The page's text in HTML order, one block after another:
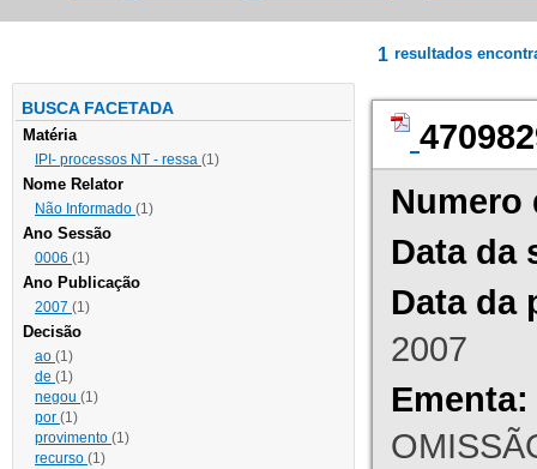
BUSCA FACETADA
Matéria
IPI- processos NT - ressa (1)
Nome Relator
Não Informado (1)
Ano Sessão
0006 (1)
Ano Publicação
2007 (1)
Decisão
ao (1)
de (1)
negou (1)
por (1)
provimento (1)
recurso (1)
1 resultados
Numero
Data da
Data da
2007
Ementa: